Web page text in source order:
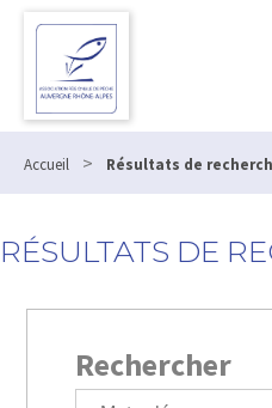
Accueil > Résultats de
RÉSULTATS DE
Rechercher